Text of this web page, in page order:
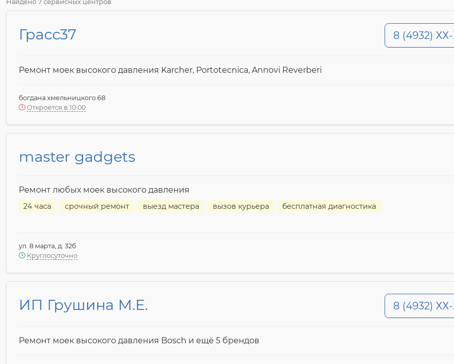
Найдено 7 сервисных центров
Грасс37 8 (4932)
Ремонт моек высокого давления Karcher, Portotecnica, Annovi Reverberi
богдана хмельницкого 68
Откроется в 10:00
master gadgets
Ремонт любых моек высокого давления
24 часа срочный ремонт выезд мастера вызов курьера бесплатная диагностика
ул. 8 марта, д. 32б
Круглосуточно
ИП Грушина М.Е. 8 (4932)
Ремонт моек высокого давления Bosch и ещё 5 брендов